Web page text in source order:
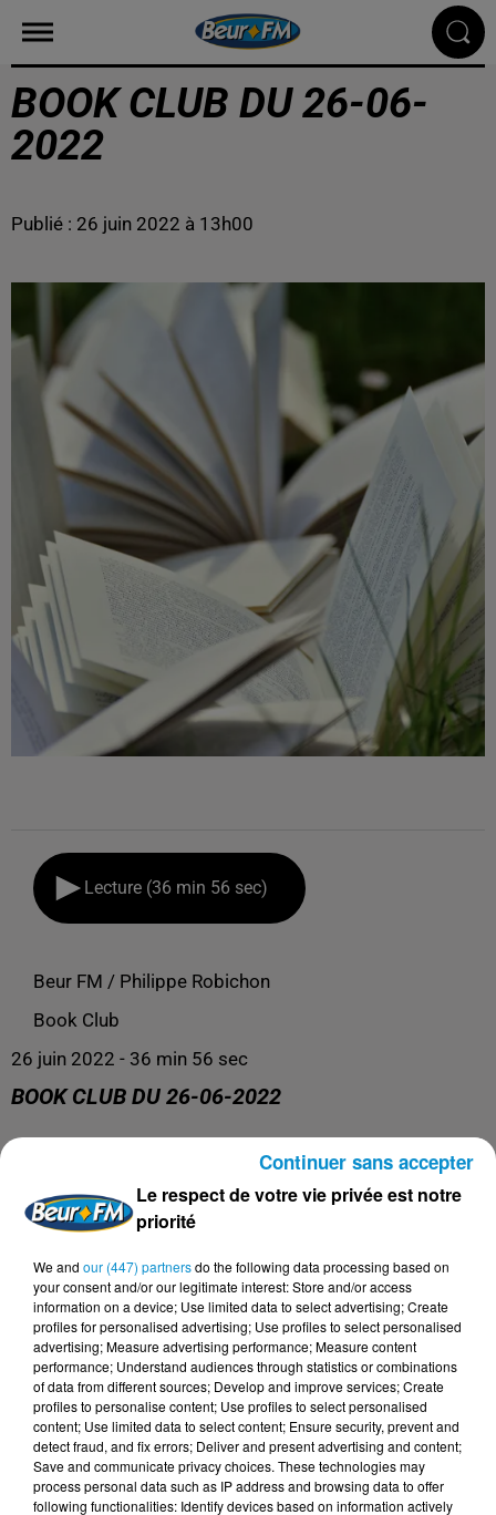
BOOK CLUB DU 26-06-
2022
Publié : 26 juin 2022 à 13h00
Lecture (36 min 56 sec)
Beur FM / Philippe Robichon
Book Club
26 juin 2022 - 36 min 56 sec
BOOK CLUB DU 26-06-2022
DERNIERS PODCASTS
Le respect de votre vie privée est notre
priorité
We and our (447) partnersdo the following data processing based on
your consent and/or our legitimate interest: Store and/or access
information on a device; Use limited data to select advertising; Create
profiles for personalised advertising; Use profiles to select personalised
advertising; Measure advertising performance; Measure content
performance; Understand audiences through statistics or combinations
of data from different sources; Develop and improve services; Create
profiles to personalise content; Use profiles to select personalised
content; Use limited data to select content; Ensure security, prevent and
detect fraud, and fix errors; Deliver and present advertising and content;
Save and communicate privacy choices. These technologies may
process personal data such as IP address and browsing data to offer
following functionalities: Identify devices based on information actively
Continuer sans accepter